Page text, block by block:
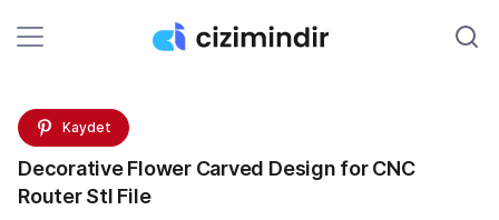
Kaydet
Decorative Flower Carved Design for CNC
Router Stl File